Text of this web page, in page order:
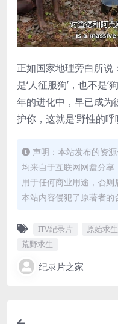
正如国家地理旁白所说
是‘人征服狗’，也不是
年的进化中，早已成
护你，这就是‘野性的呼
声明：本站发布的资
均来自于互联网网盘分
用于任何商业用途，否
本站内容侵犯了原著者的
ITV纪录片 原始求
荒野求生
纪录片之家